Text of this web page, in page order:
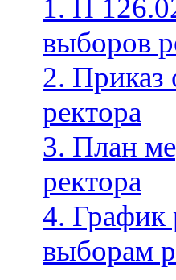
1. П
выборов
2. Приказ
ректора
3. План
ректора
4. График
выборам